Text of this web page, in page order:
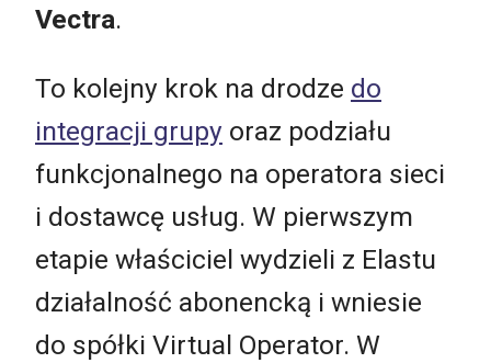
Vectra.
To kolejny krok na drodze do
integracji grupy oraz podziału
funkcjonalnego na operatora sieci
i dostawcę usług. W pierwszym
etapie właściciel wydzieli z Elastu
działalność abonencką i wniesie
do spółki Virtual Operator. W